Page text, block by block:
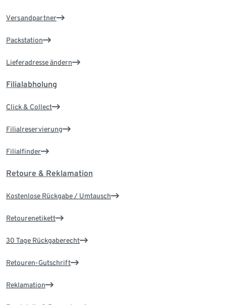
Versandpartner
Packstation
Lieferadresse ändern
Filialabholung
Click & Collect
Filialreservierung
Filialfinder
Retoure & Reklamation
Kostenlose Rückgabe / Umtausch
Retourenetikett
30 Tage Rückgaberecht
Retouren-Gutschrift
Reklamation